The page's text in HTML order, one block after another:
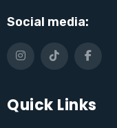
Social media:
Quick Links